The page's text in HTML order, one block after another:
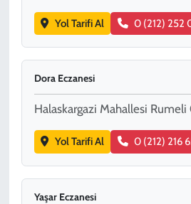
Yol Tarifi Al 0 (212) 252
Dora Eczanesi
Halaskargazi Mahallesi Rumeli
Yol Tarifi Al 0 (212) 216
Yaşar Eczanesi